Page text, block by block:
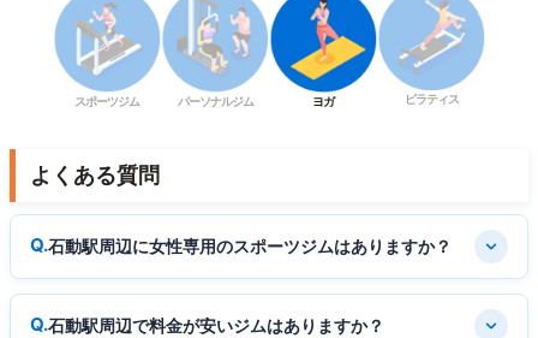
スポーツジム パーソナルジム ヨガ ピラティス
よくある質問
石動駅周辺に女性専用のスポーツジムはありますか？
石動駅周辺で料金が安いジムはありますか？